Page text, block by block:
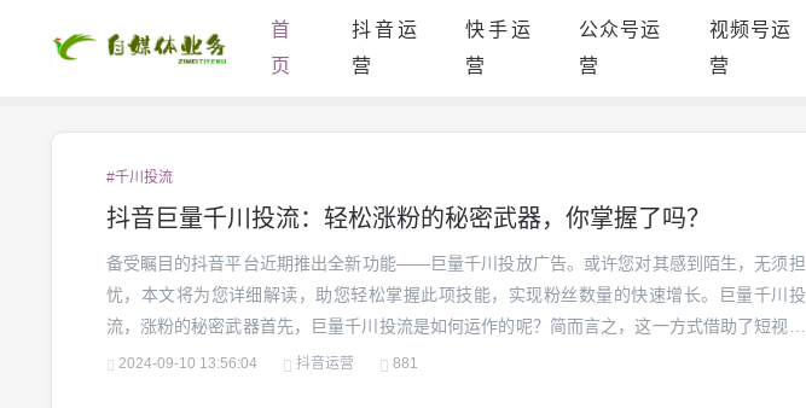
首
页
抖音运
营
快手运
营
公众号运
营
视频号运
营
#千川投流
抖音巨量千川投流：轻松涨粉的秘密武器，你掌握了吗？
备受瞩目的抖音平台近期推出全新功能——巨量千川投放广告。或许您对其感到陌生，无须担
忧，本文将为您详细解读，助您轻松掌握此项技能，实现粉丝数量的快速增长。巨量千川投
流，涨粉的秘密武器首先，巨量千川投流是如何运作的呢？简而言之，这一方式借助了短视频
平台抖音的广告系统，精确推送您的内容至最有可能对其产生兴趣并成为您粉丝的人群。试想
2024-09-10 13:56:04 抖音运营 881